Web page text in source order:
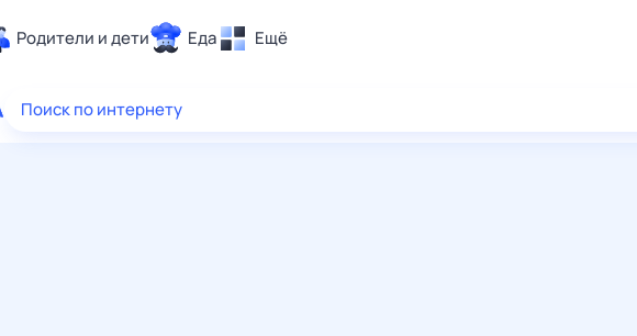
Родители и дети Еда Ещё
Здоровье
Поиск по интернету